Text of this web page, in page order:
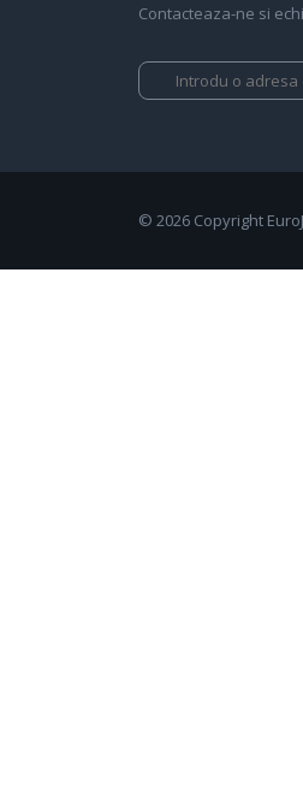
Contacteaza-ne si
© 2026 Copyright